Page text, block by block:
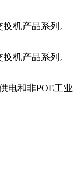
机产品系列。
机产品系列。
电和非POE工业